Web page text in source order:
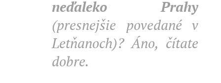
neďaleko Prahy
(presnejšie povedané v
Letňanoch)? Áno, čítate
dobre.